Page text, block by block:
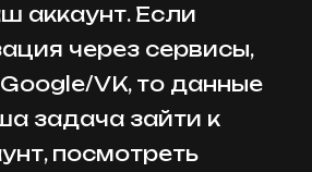
аккаунт. Если
через сервисы,
VK, то данные
задача зайти к
посмотреть